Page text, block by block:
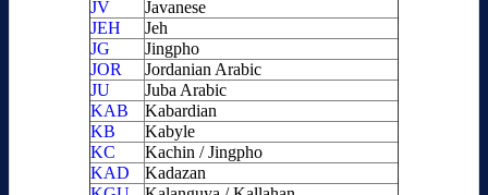
JV
Javanese
JEH
Jeh
JG
Jingpho
JOR
Jordanian Arabic
JU
Juba Arabic
KAB
Kabardian
KB
Kabyle
KC
Kachin / Jingpho
KAD
Kadazan